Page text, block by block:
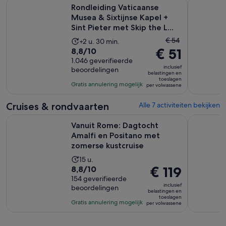
Rondleiding Vaticaanse
Musea & Sixtijnse Kapel +
Sint Pieter met Skip the L...
De
activiteit
duurt
2
uur
30
+2 u. 30 min.
8.8
van
10
met
beoordelingen
8,8/10
1.046 geverifieerde
beoordelingen
Gratis annulering mogelijk
De
vorige
prijs
was
€ 54
de
volwassene
€ 54
€ 51
inclusief
belastingen en
toeslagen
per volwassene
Cruises & rondvaarten Alle 7 activiteiten bekijken
Vanuit Rome: Dagtocht
Amalfi en Positano met
zomerse kustcruise
De
activiteit
duurt
15
uur
15 u.
8.8
van
10
met
8,8/10
154 geverifieerde
beoordelingen
Gratis annulering mogelijk
De
prijs
is
€ 119
€ 119
inclusief
belastingen en
toeslagen
per volwassene